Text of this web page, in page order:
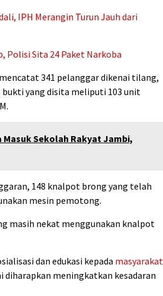
IPH Merangin Turun Jauh dari
Polisi Sita 24 Paket Narkoba
mencatat 341 pelanggar dikenai tilang,
yang disita meliputi 103 unit
Masuk Sekolah Rakyat Jambi,
148 knalpot brong yang telah
mesin pemotong.
masih nekat menggunakan knalpot
dan edukasi kepada masyarakat
meningkatkan kesadaran